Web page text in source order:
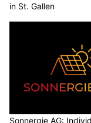
in St. Gallen
Sonnergie AG: